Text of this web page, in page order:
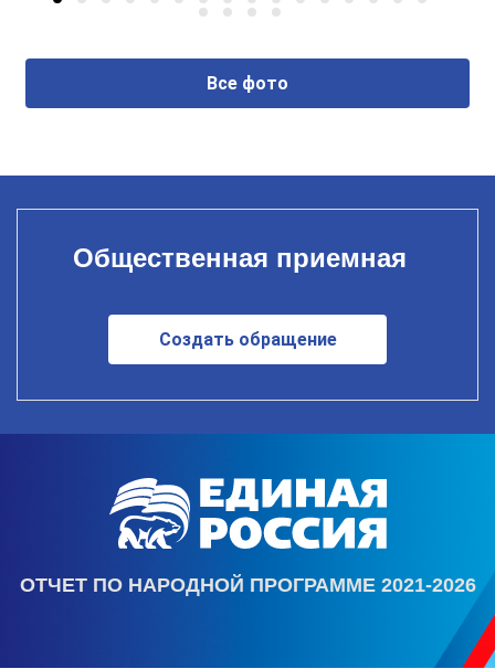
Все фото
Общественная приемная
Создать обращение
ОТЧЕТ ПО НАРОДНОЙ ПРОГРАММЕ 2021-2026